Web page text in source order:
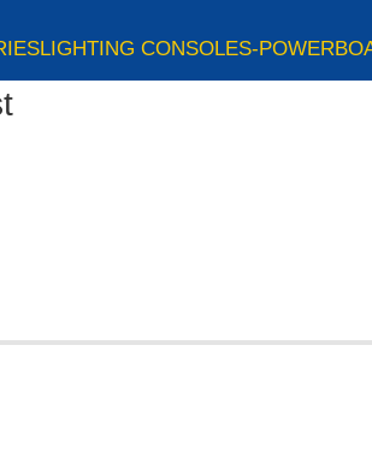
LIGHTING CONSOLES-